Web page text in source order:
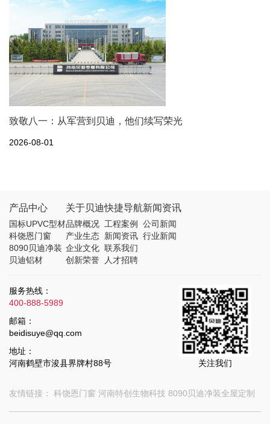
致敬八一：从军营到贝迪，他们续写荣光
2026-08-01
产品中心
国标UPVC型材
科饶恩门窗
8090贝迪净装
贝迪铝材
关于贝迪
品牌概况
产业生态
企业文化
创新荣誉
快捷导航
工程案例
新闻资讯
联系我们
人才招聘
新闻资讯
公司新闻
行业新闻
服务热线：
400-888-5989
邮箱：
beidisuye@qq.com
地址：
河南鹤壁市浚县界牌村88号
关注我们
友情链接： 科饶恩门窗 河南特创生物科技 8090贝迪净装全屋定制